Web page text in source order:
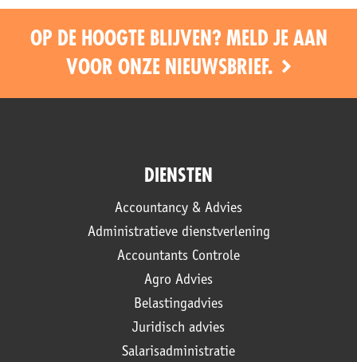
OP DE HOOGTE BLIJVEN? MELD JE AAN
VOOR ONZE NIEUWSBRIEF.
DIENSTEN
Accountancy & Advies
Administratieve dienstverlening
Accountants Controle
Agro Advies
Belastingadvies
Juridisch advies
Salarisadministratie